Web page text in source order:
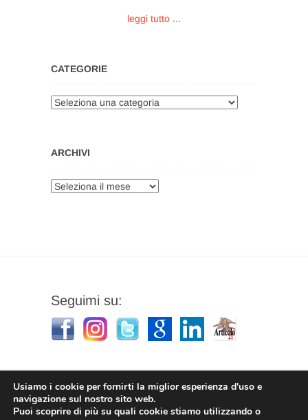
leggi tutto ...
CATEGORIE
Categorie
ARCHIVI
Archivi
Seguimi su:
Usiamo i cookie per fornirti la miglior esperienza d'uso e
navigazione sul nostro sito web.
Puoi scoprire di più su quali cookie stiamo utilizzando o